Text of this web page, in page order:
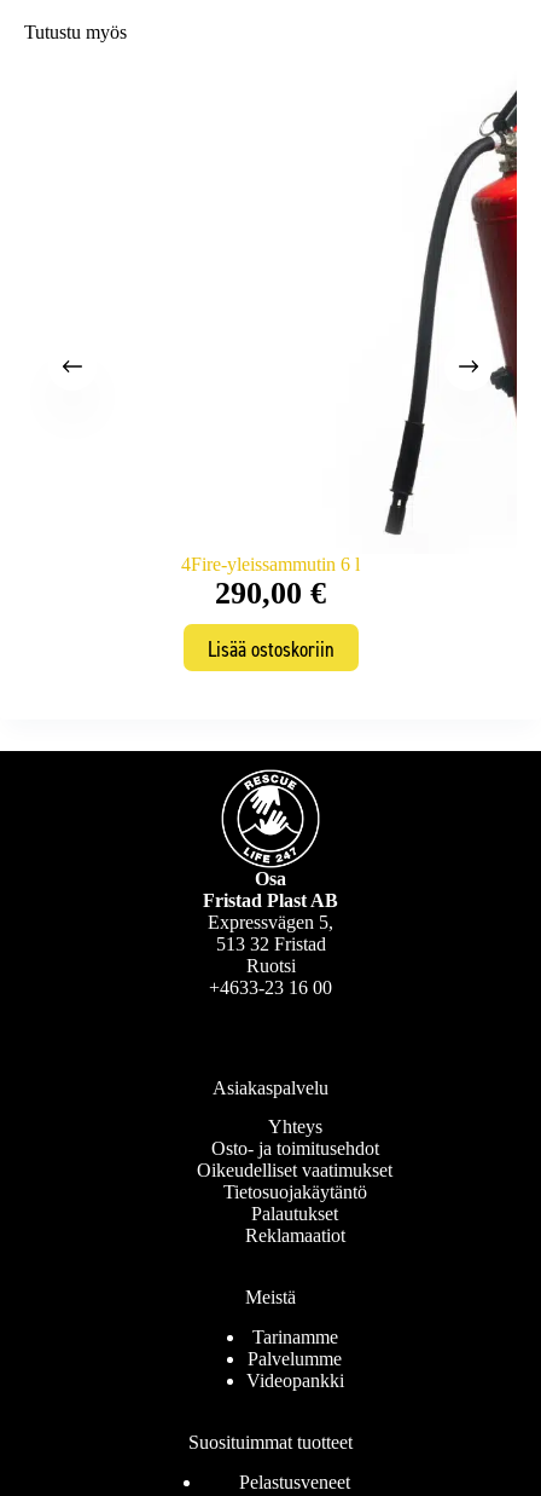
Tutustu myös
4Fire-yleissammutin 6 l
290,00 €
Lisää ostoskoriin
Osa
Fristad Plast AB
Expressvägen 5,
513 32 Fristad
Ruotsi
+4633-23 16 00
Asiakaspalvelu
Yhteys
Osto- ja toimitusehdot
Oikeudelliset vaatimukset
Tietosuojakäytäntö
Palautukset
Reklamaatiot
Meistä
Tarinamme
Palvelumme
Videopankki
Suosituimmat tuotteet
Pelastusveneet